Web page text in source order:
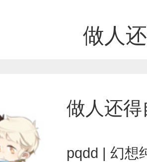
做人
做人还得
pqdd | 幻想